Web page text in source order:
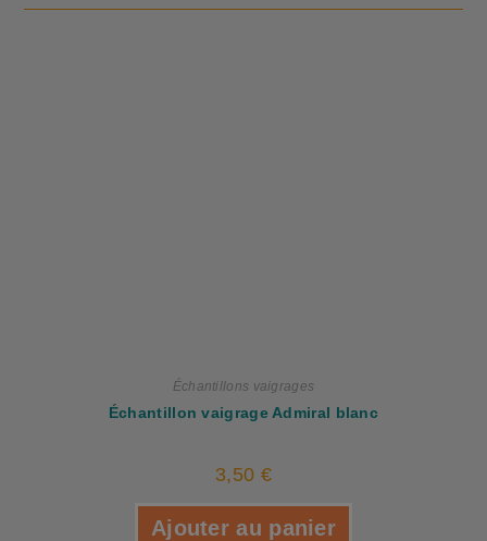
Échantillons vaigrages
Échantillon vaigrage Admiral blanc
3,50 €
Ajouter au panier